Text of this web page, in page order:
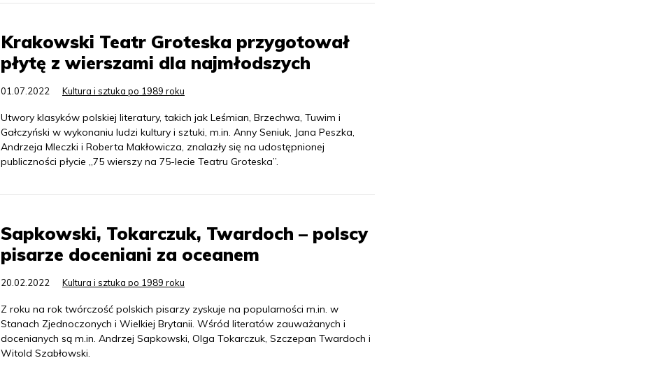
Krakowski Teatr Groteska przygotował
płytę z wierszami dla najmłodszych
01.07.2022 Kultura i sztuka po 1989 roku
Utwory klasyków polskiej literatury, takich jak Leśmian, Brzechwa, Tuwim i
Gałczyński w wykonaniu ludzi kultury i sztuki, m.in. Anny Seniuk, Jana Peszka,
Andrzeja Mleczki i Roberta Makłowicza, znalazły się na udostępnionej
publiczności płycie „75 wierszy na 75-lecie Teatru Groteska”.
Sapkowski, Tokarczuk, Twardoch – polscy
pisarze doceniani za oceanem
20.02.2022 Kultura i sztuka po 1989 roku
Z roku na rok twórczość polskich pisarzy zyskuje na popularności m.in. w
Stanach Zjednoczonych i Wielkiej Brytanii. Wśród literatów zauważanych i
docenianych są m.in. Andrzej Sapkowski, Olga Tokarczuk, Szczepan Twardoch i
Witold Szabłowski.